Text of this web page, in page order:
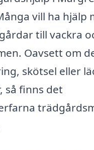
vill ha hjälp
till vackra
Oavsett om
skötsel eller
så finns det